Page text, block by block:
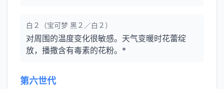
白２（宝可梦 黑２／白２）
对周围的温度变化很敏感。天气变暖时花蕾绽
放，播撒含有毒素的花粉。*
第六世代